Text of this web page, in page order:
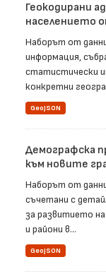
Геокодирани
населението
Наборът от
информация,
статистически
конкретни
GeoJSON
Демографска
към новите
Наборът от
съчетани с
за развитието на
и райони в...
GeoJSON